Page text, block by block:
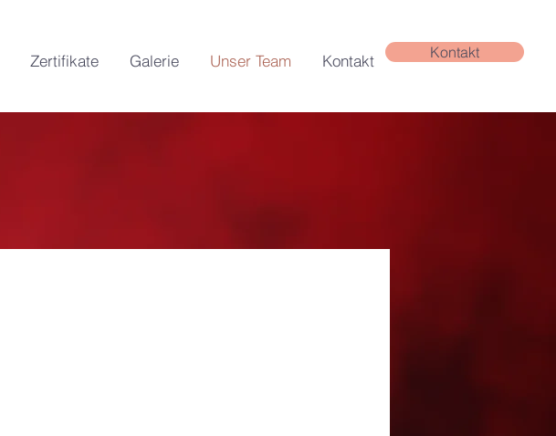
Kontakt
Zertifikate Galerie Unser Team Kontakt